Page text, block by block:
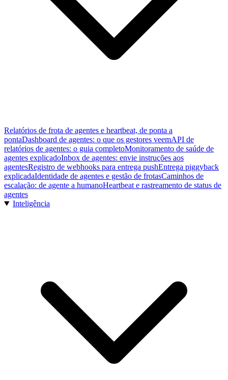
Relatórios de frota de agentes e heartbeat, de ponta a
pontaDashboard de agentes: o que os gestores veemAPI de
relatórios de agentes: o guia completoMonitoramento de saúde de
agentes explicadoInbox de agentes: envie instruções aos
agentesRegistro de webhooks para entrega pushEntrega piggyback
explicadaIdentidade de agentes e gestão de frotasCaminhos de
escalação: de agente a humanoHeartbeat e rastreamento de status de
agentes
Inteligência